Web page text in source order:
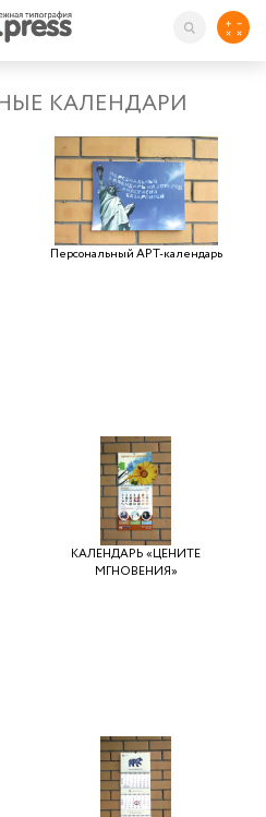
КАЛЕНДАРИ
Персональный АРТ-календарь
КАЛЕНДАРЬ «ЦЕНИТЕ
МГНОВЕНИЯ»